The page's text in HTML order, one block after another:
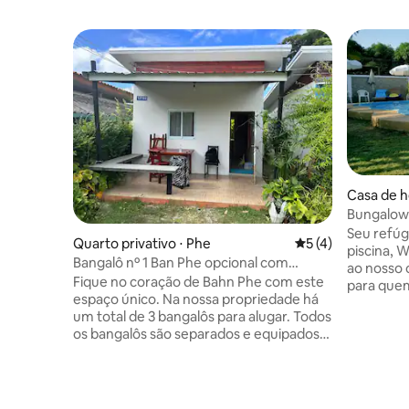
Quarto privativo ⋅ Phe 5 de uma
5 (4)
Bangalô nº 1 Ban Phe opcional com
passagem para a ilha
Fique no coração de Bahn Phe com este
espaço único. Na nossa propriedade há
um total de 3 bangalôs para alugar. Todos
os bangalôs são separados e equipados
Casa de
Seu
piscina, Wi-
ao nosso
para